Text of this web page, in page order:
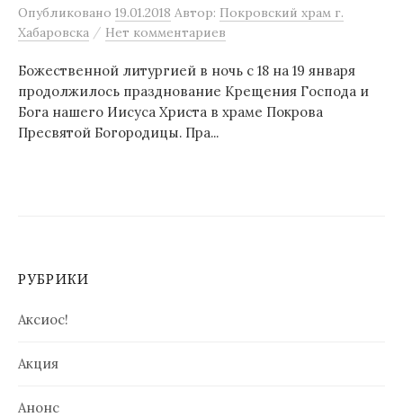
Опубликовано 19.01.2018 Автор: Покровский храм г.
Хабаровска / Нет комментариев
Божественной литургией в ночь с 18 на 19 января
продолжилось празднование Крещения Господа и
Бога нашего Иисуса Христа в храме Покрова
Пресвятой Богородицы. Пра...
РУБРИКИ
Аксиос!
Акция
Анонс